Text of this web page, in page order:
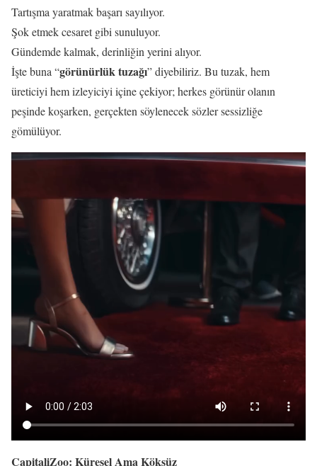
Tartışma yaratmak başarı sayılıyor.
Şok etmek cesaret gibi sunuluyor.
Gündemde kalmak, derinliğin yerini alıyor.
İşte buna “görünürlük tuzağı” diyebiliriz. Bu tuzak, hem
üreticiyi hem izleyiciyi içine çekiyor; herkes görünür olanın
peşinde koşarken, gerçekten söylenecek sözler sessizliğe
gömülüyor.
CapitaliZoo: Küresel Ama Köksüz